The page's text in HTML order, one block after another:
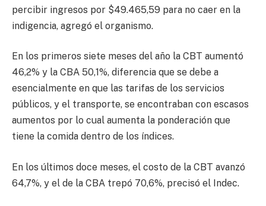
percibir ingresos por $49.465,59 para no caer en la
indigencia, agregó el organismo.
En los primeros siete meses del año la CBT aumentó
46,2% y la CBA 50,1%, diferencia que se debe a
esencialmente en que las tarifas de los servicios
públicos, y el transporte, se encontraban con escasos
aumentos por lo cual aumenta la ponderación que
tiene la comida dentro de los índices.
En los últimos doce meses, el costo de la CBT avanzó
64,7%, y el de la CBA trepó 70,6%, precisó el Indec.